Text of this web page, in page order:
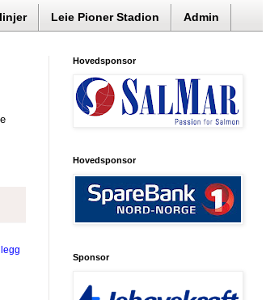
Leie Pioner Stadion Admin
Hovedsponsor
Hovedsponsor
Sponsor